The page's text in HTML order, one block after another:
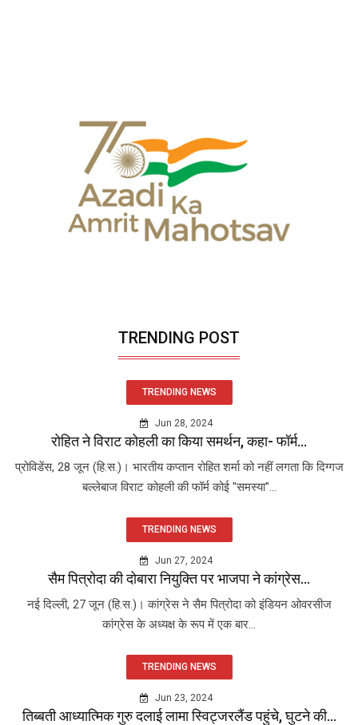
TRENDING POST
TRENDING NEWS
Jun 28, 2024
रोहित ने विराट कोहली का किया समर्थन, कहा- फॉर्म...
प्रोविडेंस, 28 जून (हि.स.)। भारतीय कप्तान रोहित शर्मा को नहीं लगता कि दिग्गज
बल्लेबाज विराट कोहली की फॉर्म कोई "समस्या"...
TRENDING NEWS
Jun 27, 2024
सैम पित्रोदा की दोबारा नियुक्ति पर भाजपा ने कांग्रेस...
नई दिल्ली, 27 जून (हि.स.)। कांग्रेस ने सैम पित्रोदा को इंडियन ओवरसीज
कांग्रेस के अध्यक्ष के रूप में एक बार...
TRENDING NEWS
Jun 23, 2024
तिब्बती आध्यात्मिक गुरु दलाई लामा स्विट्जरलैंड पहुंचे, घुटने की...